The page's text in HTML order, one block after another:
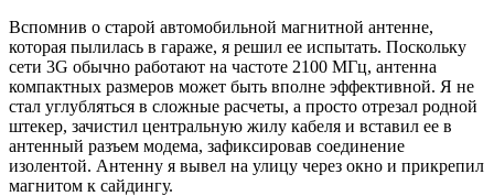
Вспомнив о старой автомобильной магнитной антенне,
которая пылилась в гараже, я решил ее испытать. Поскольку
сети 3G обычно работают на частоте 2100 МГц, антенна
компактных размеров может быть вполне эффективной. Я не
стал углубляться в сложные расчеты, а просто отрезал родной
штекер, зачистил центральную жилу кабеля и вставил ее в
антенный разъем модема, зафиксировав соединение
изолентой. Антенну я вывел на улицу через окно и прикрепил
магнитом к сайдингу.